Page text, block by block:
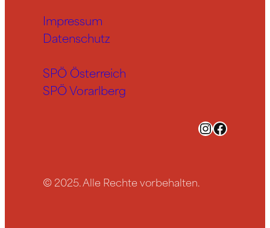
Impressum
Datenschutz
SPÖ Österreich
SPÖ Vorarlberg
InstagramFacebook
© 2025. Alle Rechte vorbehalten.